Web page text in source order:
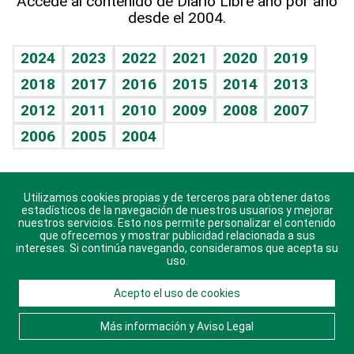
Vida y familia
Eñe
Celebrando la vida
Sin complejos
En pocas palabras
Escuchando al corazón
Economía Personal
TBT Deportivo
Guía del dinero
Horóscopos
Crucigramas
desde el 2004.
2024 2023 2022 2021 2020
2019
2018
2017 2016 2015 2014
2013
2012
2011 2010 2009 2008
2007
2006
2005 2004
Descarga nuestras aplicaciones para Android, iOS y
sistema Huawei.
© 2021 Diario Libre, todos los derechos reservados.
Consulta elAviso Legal. Ponte en Contacto
nosotros y conoce más sobre Diario Libre
Utilizamos cookies propias y de terceros para obtener datos
estadísticos de la navegación de nuestros usuarios y mejorar
nuestros servicios. Esto nos permite personalizar el contenido
que ofrecemos y mostrar publicidad relacionada a sus
intereses. Si continúa navegando, consideramos que acepta su
uso.
Acepto el uso de cookies
Más información y Aviso Legal